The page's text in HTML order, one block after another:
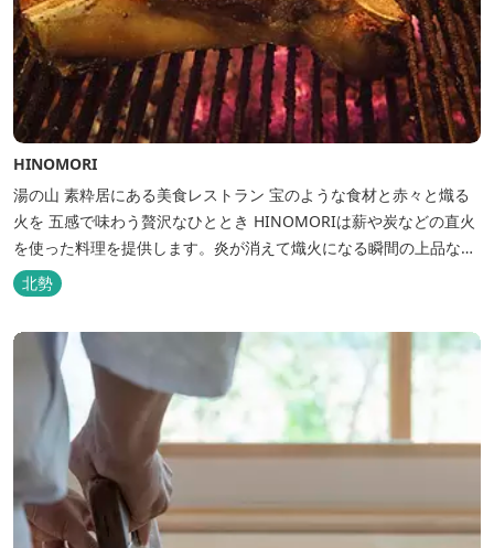
HINOMORI
湯の山 素粋居にある美食レストラン 宝のような食材と赤々と熾る
火を 五感で味わう贅沢なひととき HINOMORIは薪や炭などの直火
を使った料理を提供します。炎が消えて熾火になる瞬間の上品な香
りを海産物にまとわせたり、熟成させた上質な牛肉を塊でじっくり
とローストしたり。炎が生み出す味わいの繊細さと豪快さをコース
でお楽しみください。料理監修は、フランスで活躍するシェフ・手
島竜司。探...
北勢